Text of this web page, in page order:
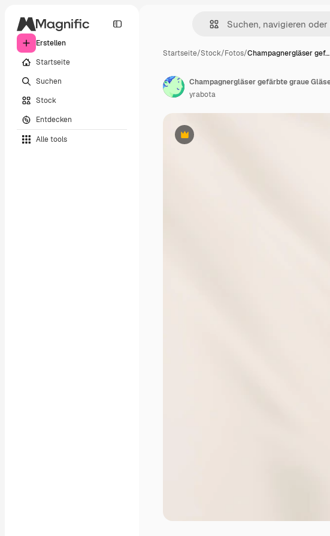
Erstellen
Startseite
Suchen
Stock
Entdecken
Alle tools
Startseite/Stock/Fotos/Champagnergläser gef…
Premium
yrabota